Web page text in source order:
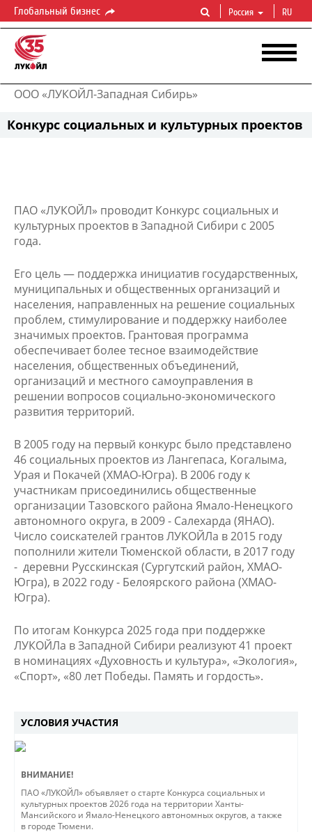
Глобальный бизнес Россия RU
ООО «ЛУКОЙЛ-Западная Сибирь»
Конкурс социальных и культурных проектов
ПАО «ЛУКОЙЛ» проводит Конкурс социальных и
культурных проектов в Западной Сибири с 2005
года.
Его цель — поддержка инициатив государственных,
муниципальных и общественных организаций и
населения, направленных на решение социальных
проблем, стимулирование и поддержку наиболее
значимых проектов. Грантовая программа
обеспечивает более тесное взаимодействие
населения, общественных объединений,
организаций и местного самоуправления в
решении вопросов социально-экономического
развития территорий.
В 2005 году на первый конкурс было представлено
46 социальных проектов из Лангепаса, Когалыма,
Урая и Покачей (ХМАО-Югра). В 2006 году к
участникам присоединились общественные
организации Тазовского района Ямало-Ненецкого
автономного округа, в 2009 - Салехарда (ЯНАО).
Число соискателей грантов ЛУКОЙЛа в 2015 году
пополнили жители Тюменской области, в 2017 году
- деревни Русскинская (Сургутский район, ХМАО-
Югра), в 2022 году - Белоярского района (ХМАО-
Югра).
По итогам Конкурса 2025 года при поддержке
ЛУКОЙЛа в Западной Сибири реализуют 41 проект
в номинациях «Духовность и культура», «Экология»,
«Спорт», «80 лет Победы. Память и гордость».
УСЛОВИЯ УЧАСТИЯ
ВНИМАНИЕ!
ПАО «ЛУКОЙЛ» объявляет о старте Конкурса социальных и
культурных проектов 2026 года на территории Ханты-
Мансийского и Ямало-Ненецкого автономных округов, а также
в городе Тюмени.